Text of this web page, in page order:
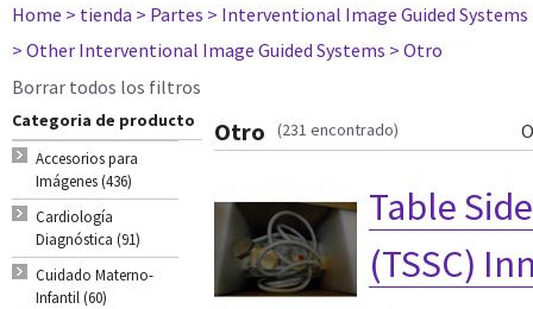
Home > tienda > Partes > Interventional Image Guided Systems
> Other Interventional Image Guided Systems > Otro
Borrar todos los filtros
Categoria de producto
Accesorios para
Imágenes (436)
Cardiología
Diagnóstica (91)
Cuidado Materno-
Infantil (60)
Otro (231 encontrado)
Table
(TSSC)